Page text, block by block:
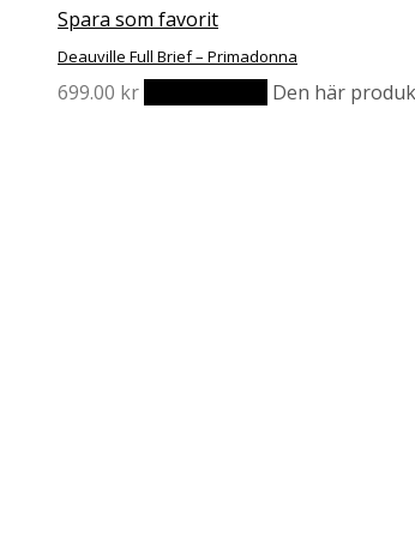
Spara som favorit
Deauville Full Brief – Primadonna
699.00 kr Den här